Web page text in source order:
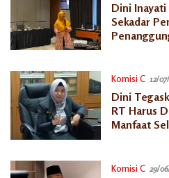
Dini Inayati
Sekadar
Komisi C 12/
Dini
RT Harus
Manfaat
Komisi C 29/